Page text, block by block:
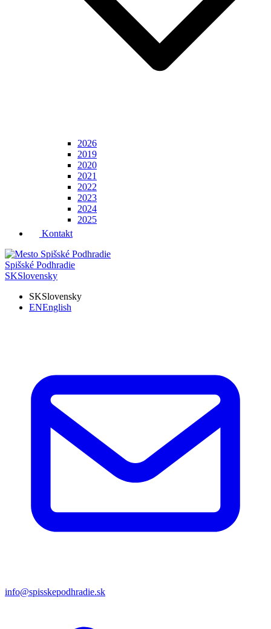
2026
2019
2020
2021
2022
2023
2024
2025
Kontakt
Spišské Podhradie
SKSlovensky
SKSlovensky
ENEnglish
info@spisskepodhradie.sk